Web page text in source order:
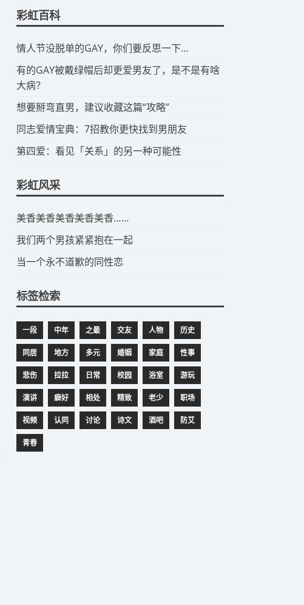
彩虹百科
​情人节没脱单的GAY，你们要反思一下…
​有的GAY被戴绿帽后却更爱男友了，是不是有啥
大病？
​想要掰弯直男，建议收藏这篇“攻略”
​同志爱情宝典：7招教你更快找到男朋友
​第四爱：看见「关系」的另一种可能性
彩虹风采
​美香美香美香美香美香……
我们两个男孩紧紧抱在一起
当一个永不道歉的同性恋
标签检索
一段 中年 之最 交友 人物 历史
同居 地方 多元 婚姻 家庭 性事
悲伤 拉拉 日常 校园 浴室 游玩
演讲 癖好 相处 精致 老少 职场
视频 认同 讨论 诗文 酒吧 防艾
青春